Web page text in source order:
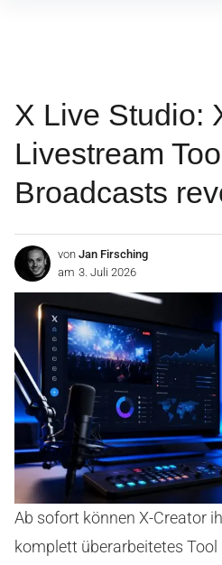
X Live Studio:
Livestream
Broadcasts
von Jan Firsching
am 3. Juli 2026
Ab sofort können X-Creator
komplett überarbeitetes